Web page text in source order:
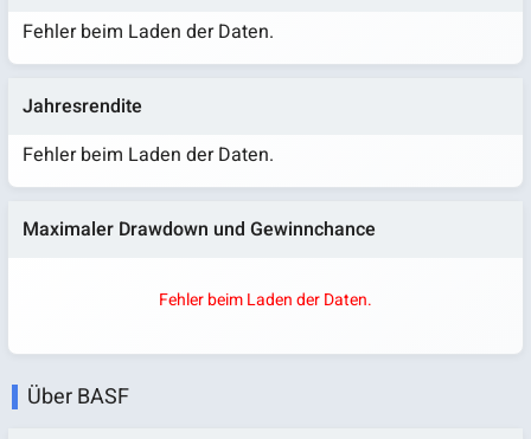
Fehler beim Laden der Daten.
Jahresrendite
Fehler beim Laden der Daten.
Maximaler Drawdown und Gewinnchance
Fehler beim Laden der Daten.
Über BASF